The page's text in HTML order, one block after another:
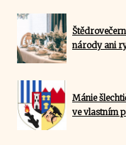
národy ani
Mánie
ve vlastním